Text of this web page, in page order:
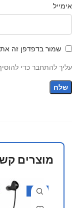
אימייל
שמור בדפדפן זה
עליך להתחבר כדי
מוצרים
-24%